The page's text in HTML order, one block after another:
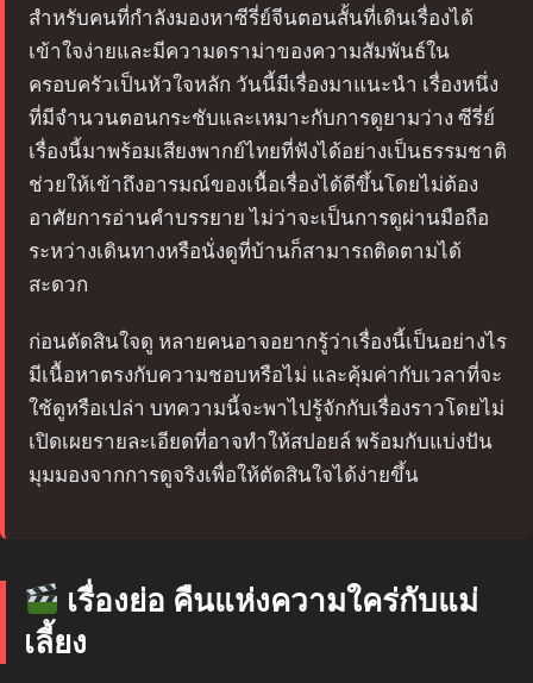
สำหรับคนที่กำลังมองหาซีรี่ย์จีนตอนสั้นที่เดินเรื่องได้
เข้าใจง่ายและมีความดราม่าของความสัมพันธ์ใน
ครอบครัวเป็นหัวใจหลัก วันนี้มีเรื่องมาแนะนำ เรื่องหนึ่ง
ที่มีจำนวนตอนกระชับและเหมาะกับการดูยามว่าง ซีรี่ย์
เรื่องนี้มาพร้อมเสียงพากย์ไทยที่ฟังได้อย่างเป็นธรรมชาติ
ช่วยให้เข้าถึงอารมณ์ของเนื้อเรื่องได้ดีขึ้นโดยไม่ต้อง
อาศัยการอ่านคำบรรยาย ไม่ว่าจะเป็นการดูผ่านมือถือ
ระหว่างเดินทางหรือนั่งดูที่บ้านก็สามารถติดตามได้
สะดวก
ก่อนตัดสินใจดู หลายคนอาจอยากรู้ว่าเรื่องนี้เป็นอย่างไร
มีเนื้อหาตรงกับความชอบหรือไม่ และคุ้มค่ากับเวลาที่จะ
ใช้ดูหรือเปล่า บทความนี้จะพาไปรู้จักกับเรื่องราวโดยไม่
เปิดเผยรายละเอียดที่อาจทำให้สปอยล์ พร้อมกับแบ่งปัน
มุมมองจากการดูจริงเพื่อให้ตัดสินใจได้ง่ายขึ้น
เรื่องย่อ คืนแห่งความใคร่กับแม่
เลี้ยง